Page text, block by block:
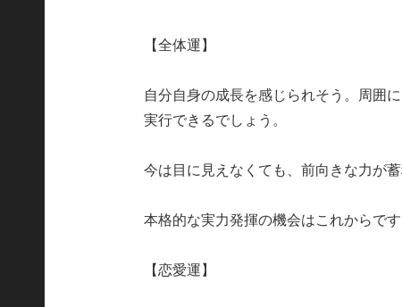
【全体運】
自分自身の成長を感じられそう。周囲
実行できるでしょう。
今は目に見えなくても、前向きな力が蓄
本格的な実力発揮の機会はこれからです
【恋愛運】